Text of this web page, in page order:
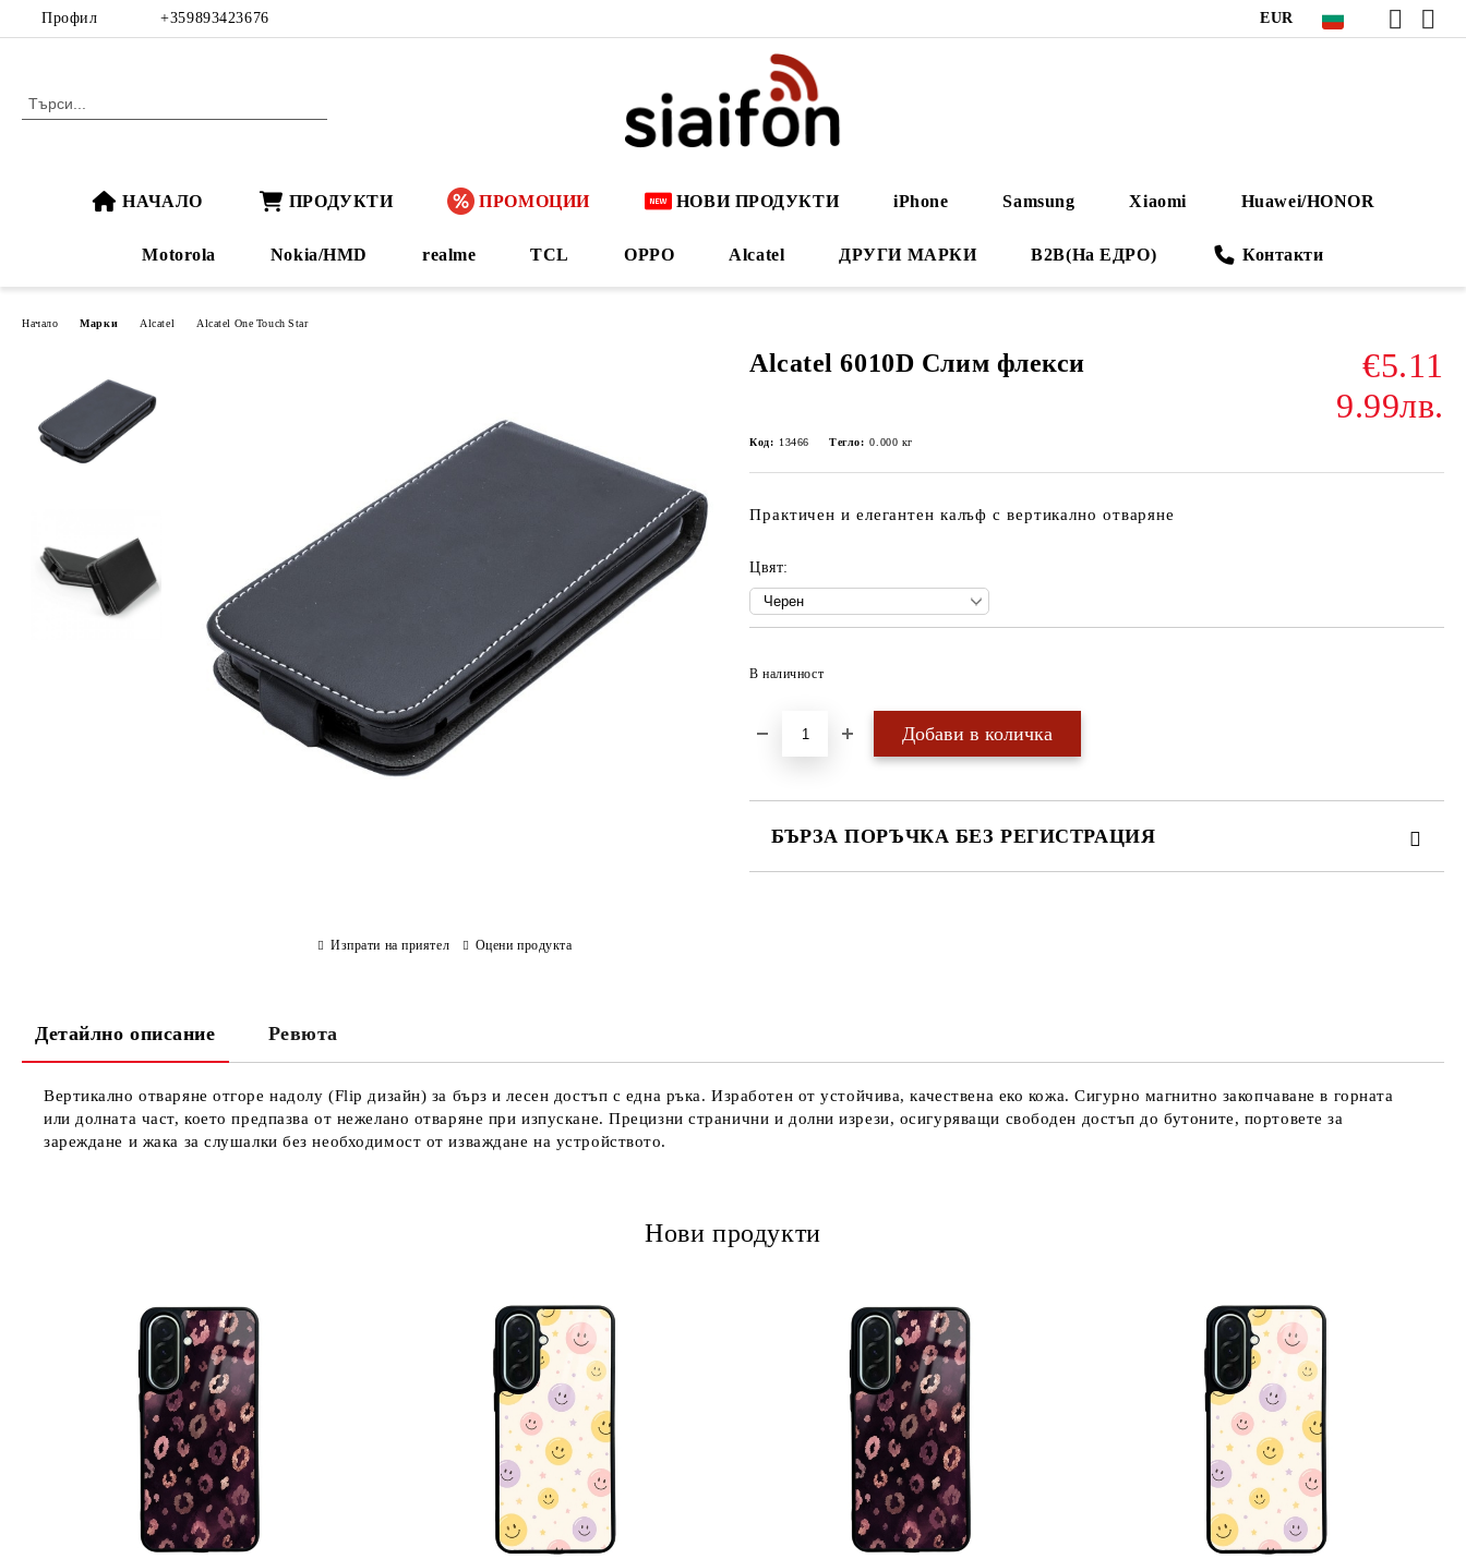
Профил +359893423676 EUR
НАЧАЛО ПРОДУКТИ ПРОМОЦИИ НОВИ ПРОДУКТИ iPhone Samsung Xiaomi Huawei/HONOR
Motorola Nokia/HMD realme TCL OPPO Alcatel ДРУГИ МАРКИ B2B(На ЕДРО) Контакти
Начало Марки Alcatel Alcatel One Touch Star
Alcatel 6010D Слим флекси
€5.11
9.99лв.
Код: 13466 Тегло: 0.000 кг
Практичен и елегантен калъф с вертикално отваряне
Цвят:
В наличност
БЪРЗА ПОРЪЧКА БЕЗ РЕГИСТРАЦИЯ
Изпрати на приятел Оцени продукта
Детайлно описание Ревюта
Вертикално отваряне отгоре надолу (Flip дизайн) за бърз и лесен достъп с една ръка. Изработен от устойчива, качествена еко кожа. Сигурно магнитно закопчаване в горната
или долната част, което предпазва от нежелано отваряне при изпускане. Прецизни странични и долни изрези, осигуряващи свободен достъп до бутоните, портовете за
зареждане и жака за слушалки без необходимост от изваждане на устройството.
Нови продукти